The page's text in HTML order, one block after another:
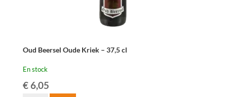
Oud Beersel Oude Kriek – 37,5 cl
En stock
€6,05